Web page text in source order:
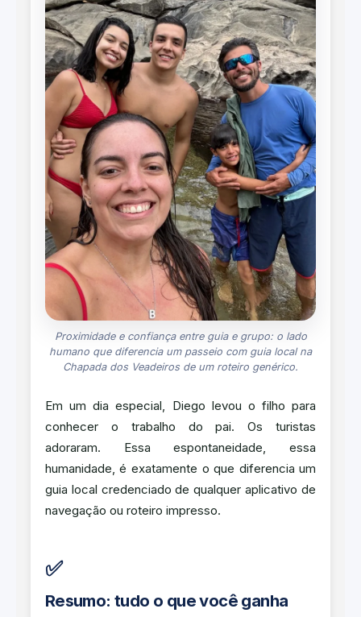
Proximidade e confiança entre guia e grupo: o lado
humano que diferencia um passeio com guia local na
Chapada dos Veadeiros de um roteiro genérico.
Em um dia especial, Diego levou o filho para
conhecer o trabalho do pai. Os turistas
adoraram. Essa espontaneidade, essa
humanidade, é exatamente o que diferencia um
guia local credenciado de qualquer aplicativo de
navegação ou roteiro impresso.
✅
Resumo: tudo o que você ganha